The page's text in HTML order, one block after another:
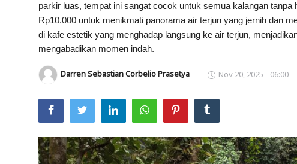
parkir luas, tempat ini sangat cocok untuk semua kalangan
Rp10.000 untuk menikmati panorama air terjun yang jernih dan
di kafe estetik yang menghadap langsung ke air terjun,
mengabadikan momen indah.
Darren Sebastian Corbelio Prasetya Nov 20, 2025 - 06:00